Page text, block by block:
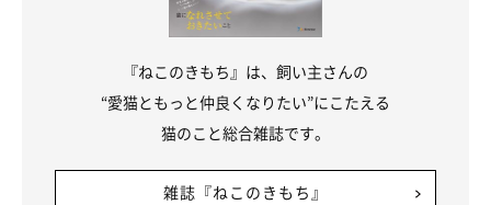
では、ひじきちゃん以外にもたくさんの猫
ちゃんの姿が見られます！
『ねこのきもち』は、飼い主さんの
“愛猫ともっと仲良くなりたい”にこたえる
猫のこと総合雑誌です。
雑誌『ねこのきもち』